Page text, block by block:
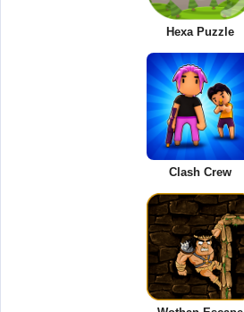
Hexa Puzzle
Clash Crew